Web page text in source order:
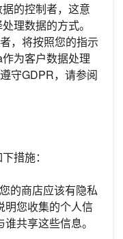
的控制者，这意
理数据的方式。
，将按照您的指示
为客户数据处理
守GDPR，请参阅
措施：
的商店应该有隐私
明您收集的个人信
共享这些信息。